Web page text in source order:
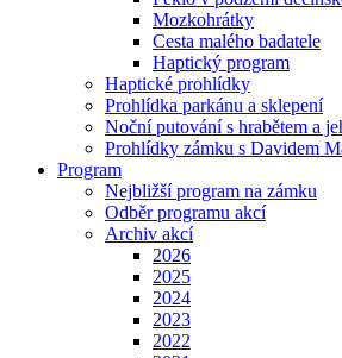
Mozkohrátky
Cesta malého badatele
Haptický program
Haptické prohlídky
Prohlídka parkánu a sklepení
Noční putování s hrabětem a
Prohlídky zámku s Davidem
Program
Nejbližší program na zámku
Odběr programu akcí
Archiv akcí
2026
2025
2024
2023
2022